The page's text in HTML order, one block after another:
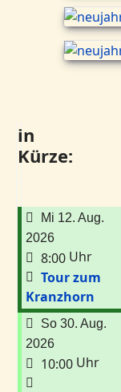
in
Kürze:
Mi 12. Aug.
2026
8:00 Uhr
Tour zum
Kranzhorn
So 30. Aug.
2026
10:00 Uhr